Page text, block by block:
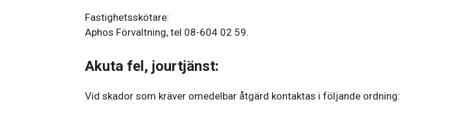
Fastighetsskötare:
Aphos Förvaltning, tel 08-604 02 59.
Akuta fel, jourtjänst:
Vid skador som kräver omedelbar åtgärd kontaktas i följande ordning: